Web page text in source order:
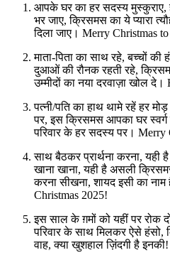
आपके घर का हर सदस्य
भर जाए, क्रिसमस का ये प्यारा
दिला जाए। Merry Christmas
माता-पिता का साथ रहे, बच्चों
दुआओं की रौनक रहती रहे,
उम्मीदों का नया दरवाज़ा खोल
पत्नी/पति का हाथ थामे रहें हर
पर, इस क्रिसमस आपका घर
परिवार के हर सदस्य पर। Merry
साथ बैठकर प्रार्थना करना,
खाना खाना, यही है असली
करना सीखना, शायद इसी का
Christmas 2025!
इस साल के ग़मों को यहीं पर रोक
परिवार के साथ मिलकर ऐसे
वाह, क्या खुशहाल ज़िंदगी है